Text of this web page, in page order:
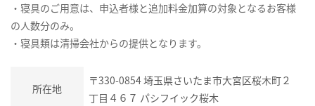
・寝具のご用意は、申込者様と追加料金加算の対象となるお客様
の人数分のみ。
・寝具類は清掃会社からの提供となります。
所在地
〒330-0854 埼玉県さいたま市大宮区桜木町２
丁目４６７ パシフイック桜木